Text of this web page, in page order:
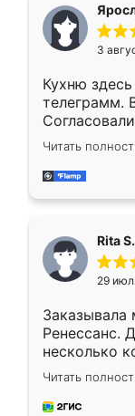
3
Кухню
телеграмм.
недели
довольны
мебель за
Читать
Rita S.
29
Заказывала
Ренессанс.
несколько
эту.
приехал
и снял
Читать